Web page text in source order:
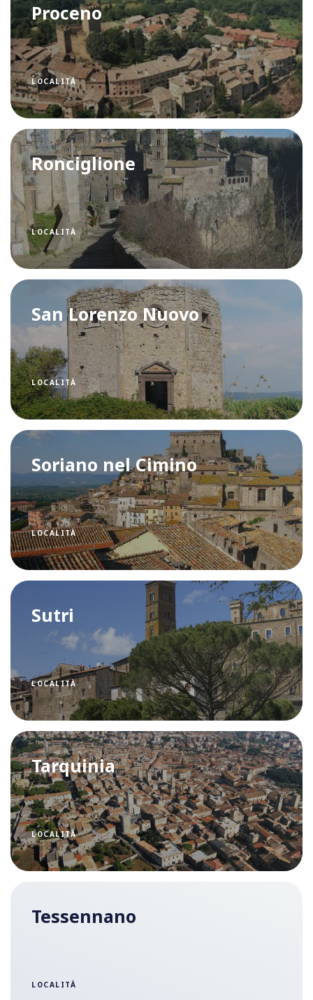
Proceno
LOCALITÀ
Ronciglione
LOCALITÀ
San Lorenzo Nuovo
LOCALITÀ
Soriano nel Cimino
LOCALITÀ
Sutri
LOCALITÀ
Tarquinia
LOCALITÀ
Tessennano
LOCALITÀ